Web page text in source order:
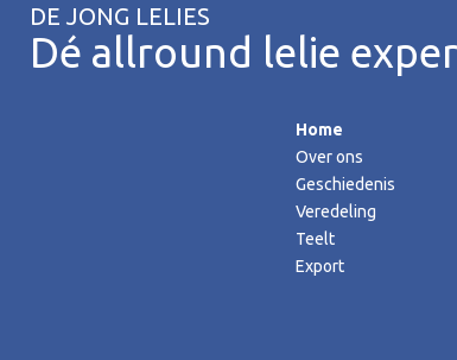
DE JONG LELIES
Dé allround lelie
Home
Over ons
Geschiedenis
Veredeling
Teelt
Export